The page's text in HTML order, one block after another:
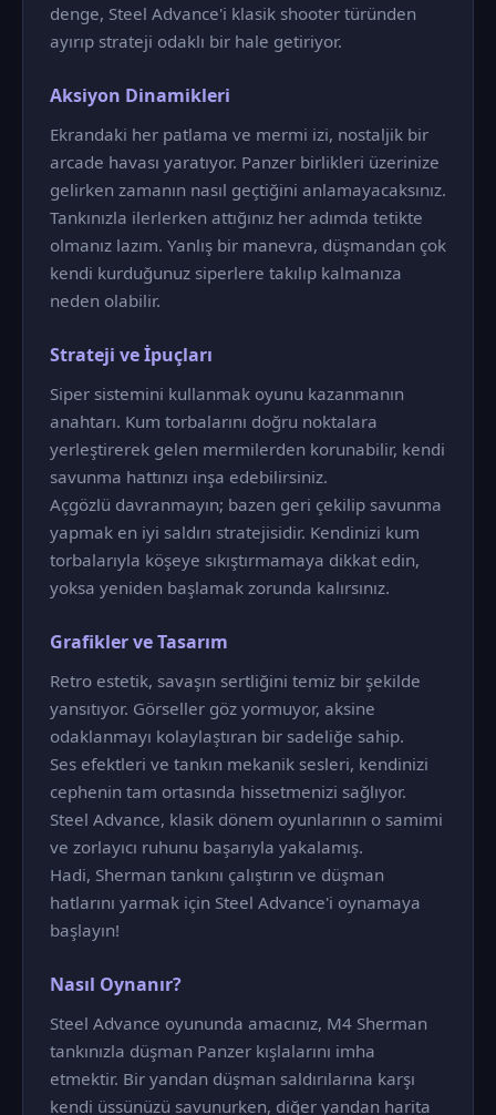
denge, Steel Advance'i klasik shooter türünden
ayırıp strateji odaklı bir hale getiriyor.
Aksiyon Dinamikleri
Ekrandaki her patlama ve mermi izi, nostaljik bir
arcade havası yaratıyor. Panzer birlikleri üzerinize
gelirken zamanın nasıl geçtiğini anlamayacaksınız.
Tankınızla ilerlerken attığınız her adımda tetikte
olmanız lazım. Yanlış bir manevra, düşmandan çok
kendi kurduğunuz siperlere takılıp kalmanıza
neden olabilir.
Strateji ve İpuçları
Siper sistemini kullanmak oyunu kazanmanın
anahtarı. Kum torbalarını doğru noktalara
yerleştirerek gelen mermilerden korunabilir, kendi
savunma hattınızı inşa edebilirsiniz.
Açgözlü davranmayın; bazen geri çekilip savunma
yapmak en iyi saldırı stratejisidir. Kendinizi kum
torbalarıyla köşeye sıkıştırmamaya dikkat edin,
yoksa yeniden başlamak zorunda kalırsınız.
Grafikler ve Tasarım
Retro estetik, savaşın sertliğini temiz bir şekilde
yansıtıyor. Görseller göz yormuyor, aksine
odaklanmayı kolaylaştıran bir sadeliğe sahip.
Ses efektleri ve tankın mekanik sesleri, kendinizi
cephenin tam ortasında hissetmenizi sağlıyor.
Steel Advance, klasik dönem oyunlarının o samimi
ve zorlayıcı ruhunu başarıyla yakalamış.
Hadi, Sherman tankını çalıştırın ve düşman
hatlarını yarmak için Steel Advance'i oynamaya
başlayın!
Nasıl Oynanır?
Steel Advance oyununda amacınız, M4 Sherman
tankınızla düşman Panzer kışlalarını imha
etmektir. Bir yandan düşman saldırılarına karşı
kendi üssünüzü savunurken, diğer yandan harita